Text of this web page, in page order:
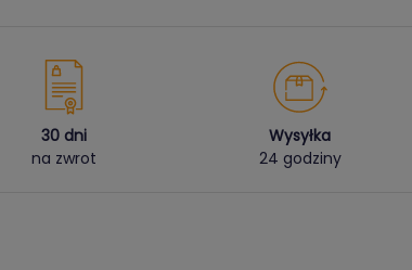
30 dni
na zwrot
Wysyłka
24 godziny